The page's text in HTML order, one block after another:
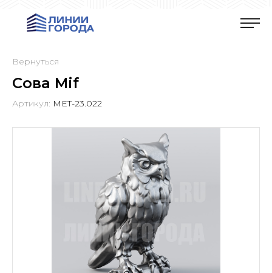
Вернуться
Сова Mif
Артикул: MET-23.022